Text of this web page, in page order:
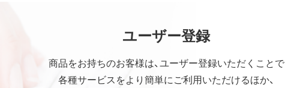
ユーザー登録
商品をお持ちのお客様は、ユーザー登録いただくことで
各種サービスをより簡単にご利用いただけるほか、